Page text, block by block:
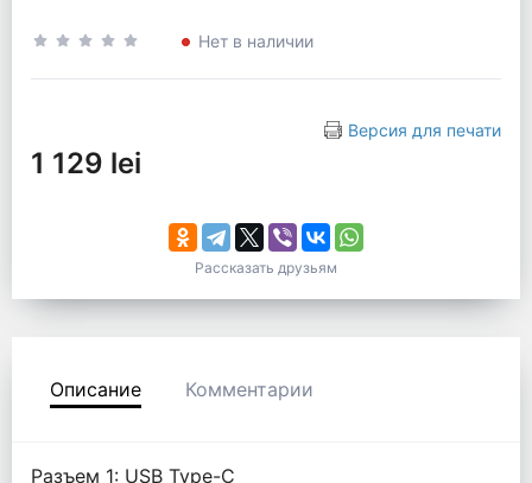
Нет в наличии
Версия для печати
1 129 lei
Рассказать друзьям
Описание Комментарии
Разъем 1: USB Type-C